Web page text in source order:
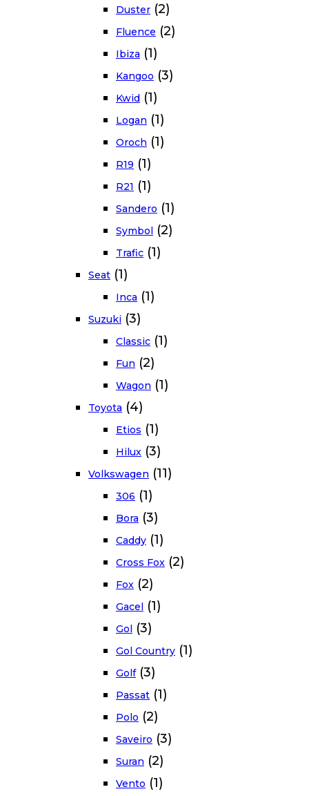
Duster (2)
Fluence (2)
Ibiza (1)
Kangoo (3)
Kwid (1)
Logan (1)
Oroch (1)
R19 (1)
R21 (1)
Sandero (1)
Symbol (2)
Trafic (1)
Seat (1)
Inca (1)
Suzuki (3)
Classic (1)
Fun (2)
Wagon (1)
Toyota (4)
Etios (1)
Hilux (3)
Volkswagen (11)
306 (1)
Bora (3)
Caddy (1)
Cross Fox (2)
Fox (2)
Gacel (1)
Gol (3)
Gol Country (1)
Golf (3)
Passat (1)
Polo (2)
Saveiro (3)
Suran (2)
Vento (1)